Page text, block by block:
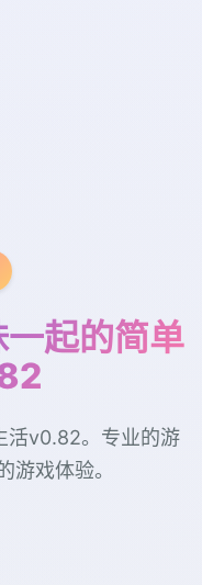
起的简单
活v0.82。专业的游
游戏体验。